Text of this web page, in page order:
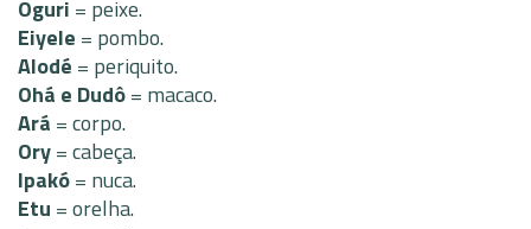
Oguri = peixe.
Eiyele = pombo.
Alodé = periquito.
Ohá e Dudô= macaco.
Ará = corpo.
Ory= cabeça.
Ipakó= nuca.
Etu = orelha.